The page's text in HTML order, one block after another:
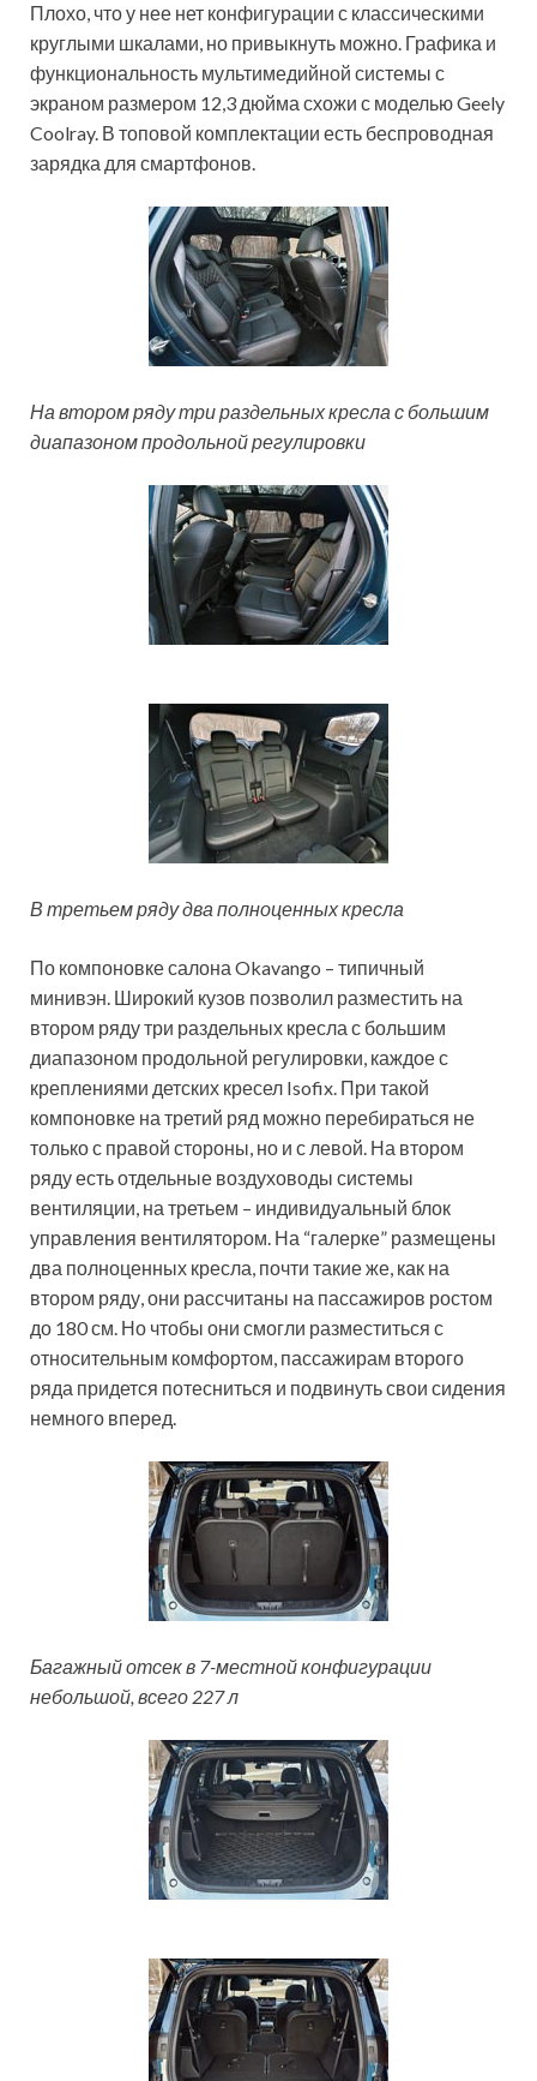
Плохо, что у нее нет конфигурации с классическими
круглыми шкалами, но привыкнуть можно. Графика и
функциональность мультимедийной системы с
экраном размером 12,3 дюйма схожи с моделью Geely
Coolray. В топовой комплектации есть беспроводная
зарядка для смартфонов.
На втором ряду три раздельных кресла с большим
диапазоном продольной регулировки
В третьем ряду два полноценных кресла
По компоновке салона Okavango – типичный
минивэн. Широкий кузов позволил разместить на
втором ряду три раздельных кресла с большим
диапазоном продольной регулировки, каждое с
креплениями детских кресел Isofix. При такой
компоновке на третий ряд можно перебираться не
только с правой стороны, но и с левой. На втором
ряду есть отдельные воздуховоды системы
вентиляции, на третьем – индивидуальный блок
управления вентилятором. На “галерке” размещены
два полноценных кресла, почти такие же, как на
втором ряду, они рассчитаны на пассажиров ростом
до 180 см. Но чтобы они смогли разместиться с
относительным комфортом, пассажирам второго
ряда придется потесниться и подвинуть свои сидения
немного вперед.
Багажный отсек в 7-местной конфигурации
небольшой, всего 227 л